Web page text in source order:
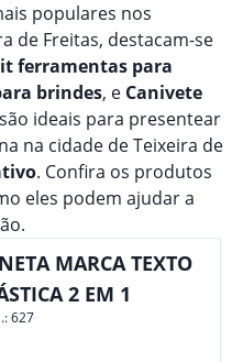
populares nos
de Freitas, destacam-se
ferramentas para
brindes, e Canivete
ideais para presentear
na cidade de Teixeira de
. Confira os produtos
eles podem ajudar a
MARCA TEXTO
2 EM 1
627